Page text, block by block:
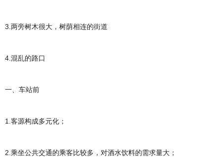
3.两旁树木很大，树荫相连的街道
4.混乱的路口
一、车站前
1.客源构成多元化；
2.乘坐公共交通的乘客比较多，对酒水饮料的需求量大；